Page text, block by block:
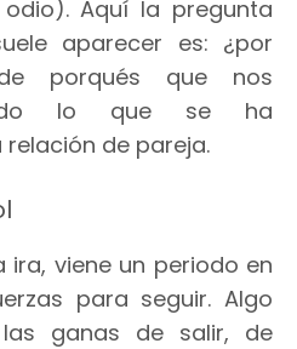
Aquí la pregunta
aparecer es: ¿por
porqués que nos
lo que se ha
de pareja.
ira, viene un periodo en
para seguir. Algo
ganas de salir, de